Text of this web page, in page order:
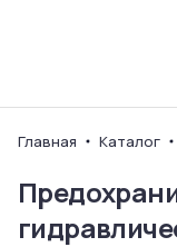
Главная Каталог